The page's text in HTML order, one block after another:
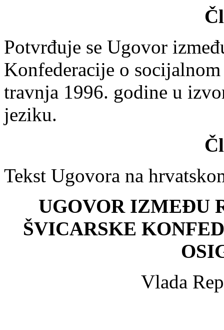
Potvrđuje se Ugovor
Konfederacije o
travnja 1996. godine u
jeziku.
Tekst Ugovora na
UGOVOR IZMEĐU
ŠVICARSKE
Vlada